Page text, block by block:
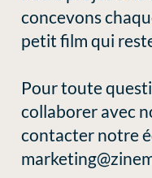
concevons
petit film qui
Pour toute
collaborer avec
contacter notre